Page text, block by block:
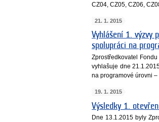
CZ04, CZ05, CZ06,
21. 1. 2015
Vyhlášení 1. výzvy
spolupráci na
Zprostředkovatel
vyhlašuje dne
na programové úrovni –
19. 1. 2015
Výsledky 1.
Dne 13.1.2015 byly